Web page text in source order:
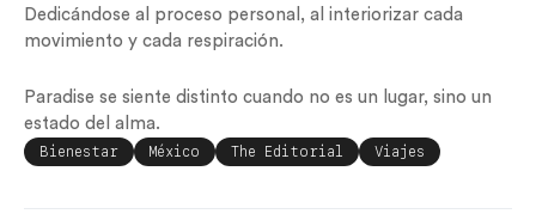
Dedicándose al proceso personal, al interiorizar cada
movimiento y cada respiración.
Paradise se siente distinto cuando no es un lugar, sino un
estado del alma.
Bienestar México The Editorial Viajes